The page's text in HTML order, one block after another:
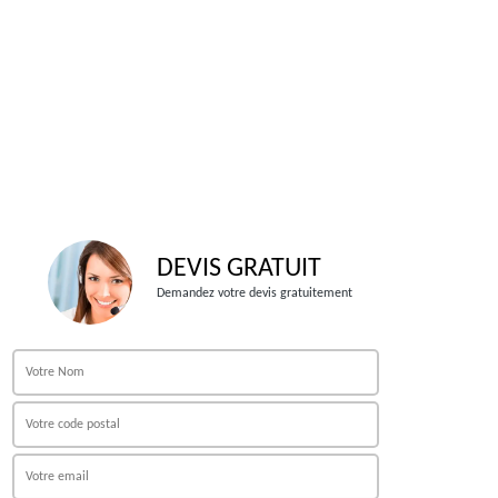
DEVIS GRATUIT
Demandez votre devis gratuitement